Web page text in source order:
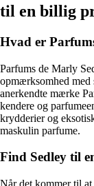
til en billig
Hvad er
Parfums de Marly
opmærksomhed med
anerkendte mærke
kendere og
krydderier og
maskulin parfume.
Find Sedley til